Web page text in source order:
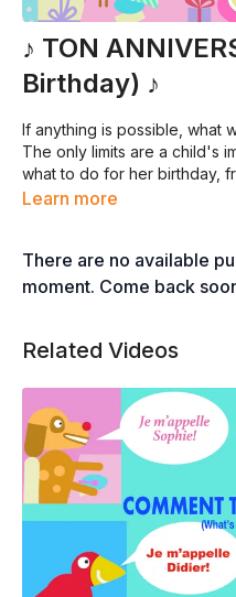
♪ TON
Birthday) ♪
If anything is possible, what
The only limits are a child's
what to do for her birthday,
amusement park to riding
French Learning Songs.
©2023 Didier Prossaird
POUR TON ANNIVERSAIRE
QU’EST-CE QUE TU VEUX
SI PAR MAGIE, TOUT EST
QU’EST-CE QUE TU CHOISIS
POUR TON ANNIVERSAIRE
QU’EST-CE QUE TU VEUX
SI PAR MAGIE, TOUT EST
Learn more
There are no available
moment. Come back
Related Videos